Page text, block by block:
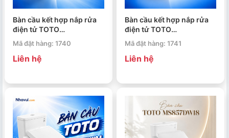
Bàn cầu kết hợp nắp rửa
điện tử TOTO
MS857DW25 WASHLET
dòng S5 TCF34461AA
Mã đặt hàng: 1740
Liên hệ
Bàn cầu kết hợp nắp rửa
điện tử TOTO
MS857CDW24 WASHLET
dòng S2 TCF33461GAA
Mã đặt hàng: 1741
Liên hệ